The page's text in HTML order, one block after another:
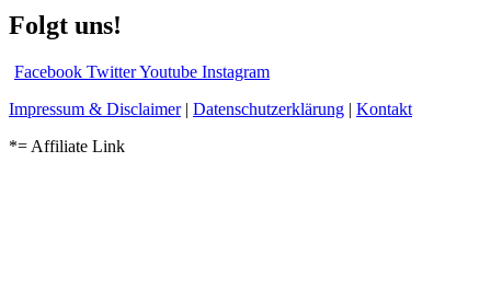
Folgt uns!
Facebook TwitterYoutube Instagram
Impressum & Disclaimer| Datenschutzerklärung | Kontakt
*= Affiliate Link